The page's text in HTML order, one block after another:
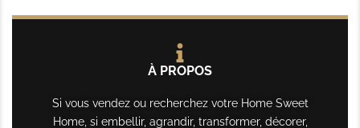
À PROPOS
Si vous vendez ou recherchez votre Home Sweet
Home, si embellir, agrandir, transformer, décorer,